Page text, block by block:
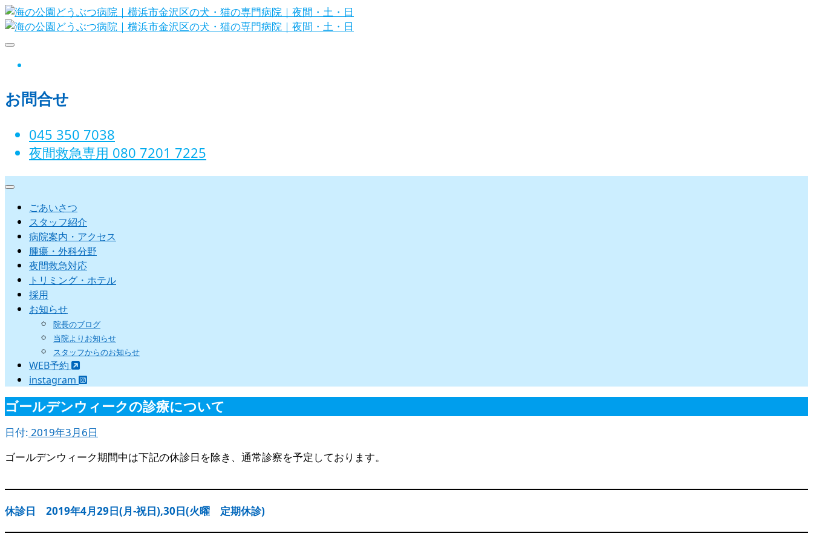
Skip
to
お問合せ
045 350 7038‬
夜間救急専用 080 7201 7225‬
ごあいさつ
スタッフ紹介
病院案内・アクセス
腫瘍・外科分野
夜間救急対応
トリミング・ホテル
採用
お知らせ
院長のブログ
当院よりお知らせ
スタッフからのお知らせ
WEB予約
instagram
ゴールデンウィークの診療について
日付: 2019年3月6日
ゴールデンウィーク期間中は下記の休診日を除き、通常診察を予定しております。
休診日 2019年4月29日(月-祝日),30日(火曜 定期休診)